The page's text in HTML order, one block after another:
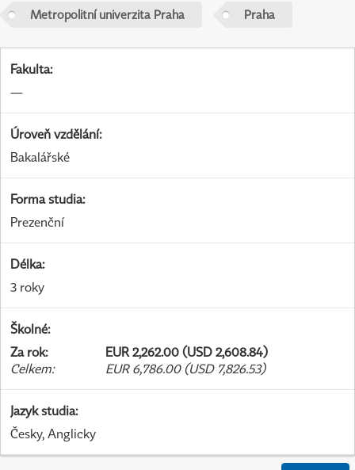
Metropolitní univerzita Praha Praha
Fakulta:
—
Úroveň vzdělání:
Bakalářské
Forma studia:
Prezenční
Délka:
3 roky
Školné:
Za rok:
EUR 2,262.00 (USD 2,608.84)
Celkem: EUR 6,786.00 (USD 7,826.53)
Jazyk studia:
Česky, Anglicky